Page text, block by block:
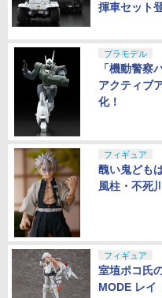
揮車セット
プラモデル
「機動警察
アクティブ
化！
フィギュア
醜い鬼ども
風柱・不死
フィギュア
室埴ポコ氏
MODE レイ